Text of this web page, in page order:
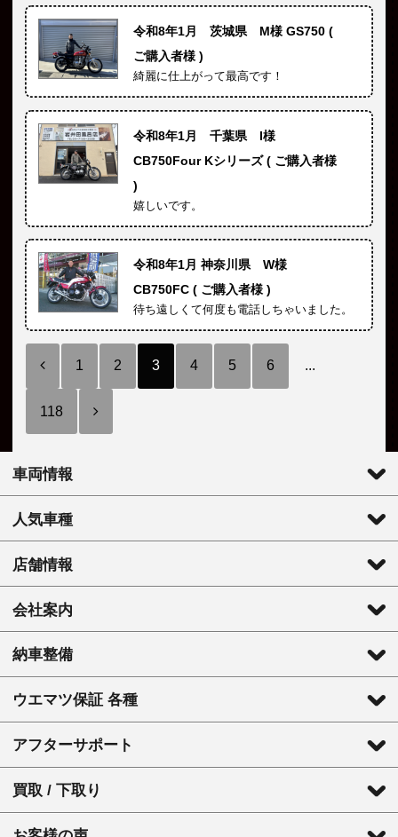
令和8年1月 茨城県 M様 GS750 (
ご購入者様 )
綺麗に仕上がって最高です！
令和8年1月 千葉県 I様
CB750Four Kシリーズ ( ご購入者様
)
嬉しいです。
令和8年1月 神奈川県 W様
CB750FC ( ご購入者様 )
待ち遠しくて何度も電話しちゃいました。
1 2 3 4 5 6 ...
118
車両情報
人気車種
店舗情報
会社案内
納車整備
ウエマツ保証 各種
アフターサポート
買取 / 下取り